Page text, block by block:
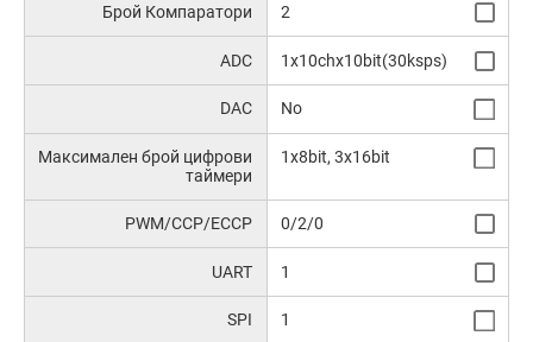
Брой Компаратори 2
ADC 1x10chx10bit(30ksps)
DAC No
Максимален брой цифрови
таймери
1x8bit, 3x16bit
PWM/CCP/ECCP 0/2/0
UART 1
SPI 1